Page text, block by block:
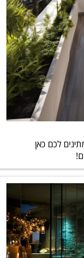
לכם כאן